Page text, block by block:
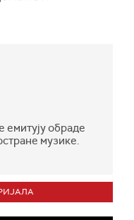
емитују обраде
музике.